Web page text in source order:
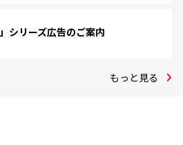
シリーズ広告のご案内
もっと見る